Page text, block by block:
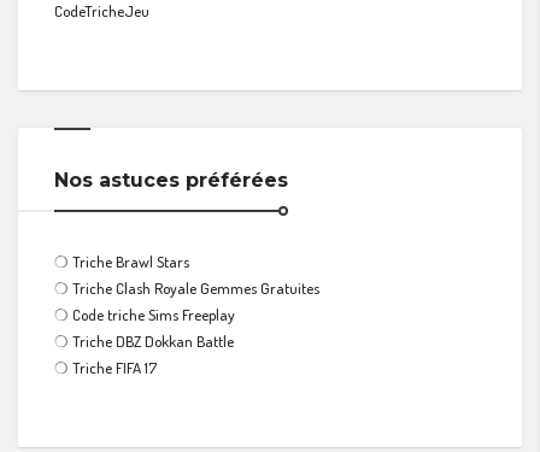
CodeTricheJeu
Nos astuces préférées
❍ Triche Brawl Stars
❍ Triche Clash Royale Gemmes Gratuites
❍ Code triche Sims Freeplay
❍ Triche DBZ Dokkan Battle
❍ Triche FIFA 17